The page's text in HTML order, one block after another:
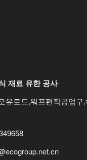
재료 유한 공사
유로드,워프편직공업구